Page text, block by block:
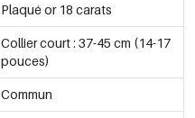
Plaqué or 18 carats
Collier court : 37-45 cm (14-17
pouces)
Commun